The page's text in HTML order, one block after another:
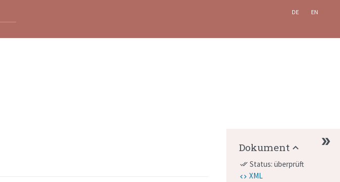
DE EN
Dokument
done_all Status: überprüft
XML